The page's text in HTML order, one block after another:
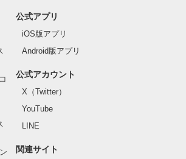
公式アプリ
iOS版アプリ
Android版アプリ
公式アカウント
X（Twitter）
YouTube
LINE
関連サイト